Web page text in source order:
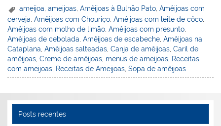
er
e
st
k
e
dI
n
c
e
b
o
o
itt
er
ai
l
h
o
o
M
ai
t
ar
e
ameijoa,ameijoas,Amêijoas à Bulhão Pato,Amêijoas com
cerveja ,Amêijoas com Chouriço ,Amêijoas com leite de côco
Amêijoas com molho de limão ,Amêijoas com presunto
Amêijoas de cebolada ,Amêijoas de escabeche ,Amêijoas na
Cataplana ,Amêijoas salteadas ,Canja de amêijoas ,Caril de
amêijoas ,Creme de amêijoas menus de ameijoas Receitas
com ameijoas Receitas de Ameijoas ,Sopa de amêijoas
Posts recentes